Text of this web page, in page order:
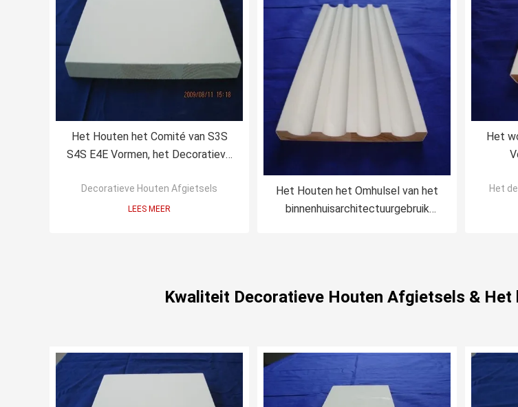
Het Houten het Comité van S3S
S4S E4E Vormen, het Decoratieve
Decoratieve Houten Afgietsels
LEES MEER
Het Houten het Omhulsel van het
binnenhuisarchitectuurgebruik
Het
Het
Kwaliteit Decoratieve Houten Afgietsels & Het